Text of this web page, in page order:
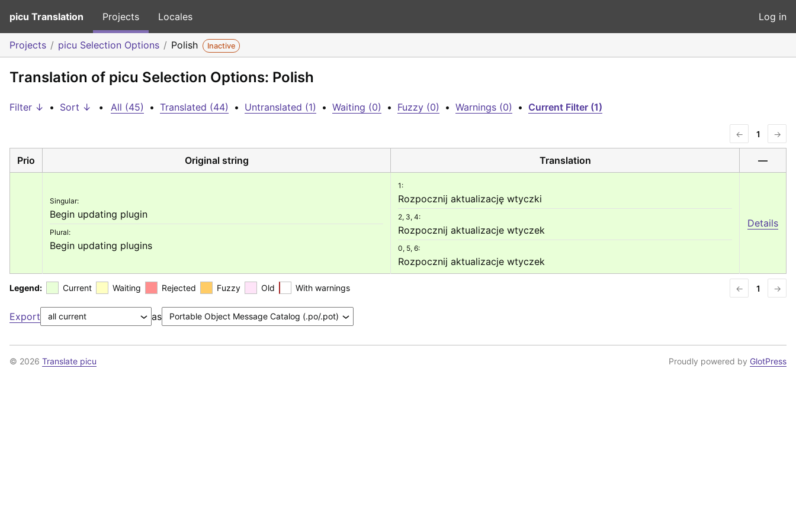
picu Translation Projects Locales Log in
Projects picu Selection Options Polish Inactive
Translation of picu Selection Options: Polish
Filter ↓ • Sort ↓ • All (45) • Translated (44) • Untranslated (1) • Waiting (0) • Fuzzy (0) • Warnings (0) • Current Filter (1)
← 1 →
Prio Original string Translation —
Singular:
Begin updating plugin
Plural:
Begin updating plugins
1:
Rozpocznij aktualizację wtyczki
2, 3, 4:
Rozpocznij aktualizacje wtyczek
0, 5, 6:
Rozpocznij aktualizacje wtyczek
Details
Legend: Current Waiting Rejected Fuzzy Old With warnings ← 1 →
Export as
© 2026 Translate picu Proudly powered by GlotPress